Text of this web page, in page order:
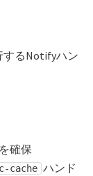
するNotifyハン
確保
cache ハンド